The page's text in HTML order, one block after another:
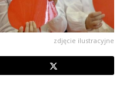
zdjęcie ilustracyjne